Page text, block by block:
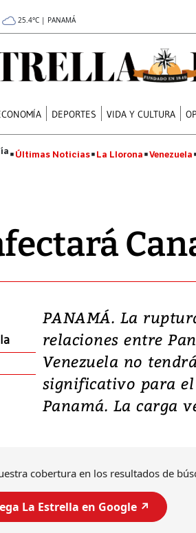
25.4°C | PANAMÁ
DEPORTES VIDA Y CULTURA
Últimas Noticias La Llorona Venezuela
PANAMÁ. La
relaciones entre
Venezuela no
significativo para el
Panamá. La carga
cobertura en los resultados de
La Estrella en Google ↗️
Video: Lula
candidatura
promesas
en defensa,
tierras